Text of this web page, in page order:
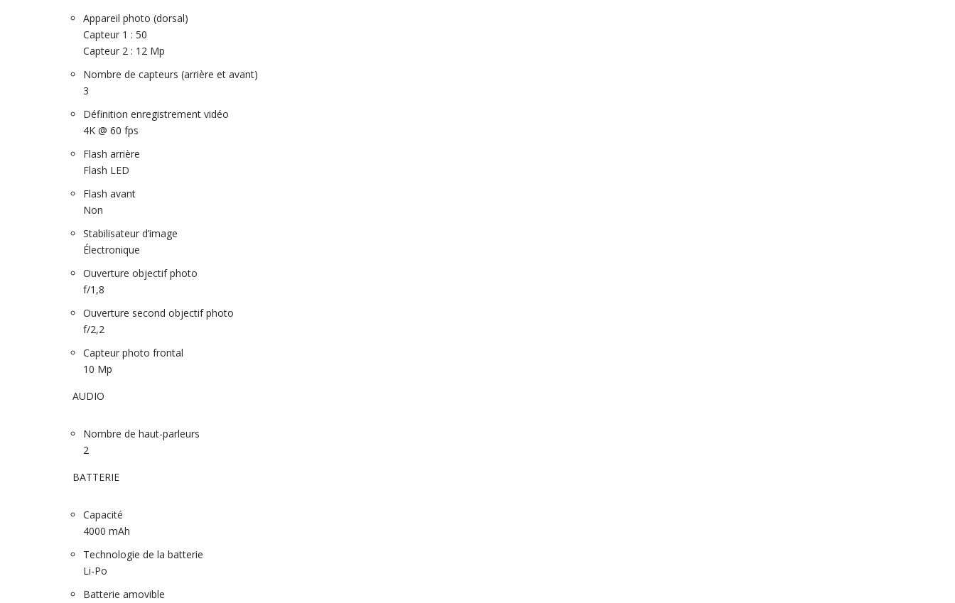
Appareil photo (dorsal)
Capteur 1 : 50
Capteur 2 : 12 Mp
Nombre de capteurs (arrière et avant)
3
Définition enregistrement vidéo
4K @ 60 fps
Flash arrière
Flash LED
Flash avant
Non
Stabilisateur d’image
Électronique
Ouverture objectif photo
f/1,8
Ouverture second objectif photo
f/2,2
Capteur photo frontal
10 Mp
AUDIO
Nombre de haut-parleurs
2
BATTERIE
Capacité
4000 mAh
Technologie de la batterie
Li-Po
Batterie amovible